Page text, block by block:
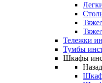
Тележки
Тумбы
Шкафы
Назад